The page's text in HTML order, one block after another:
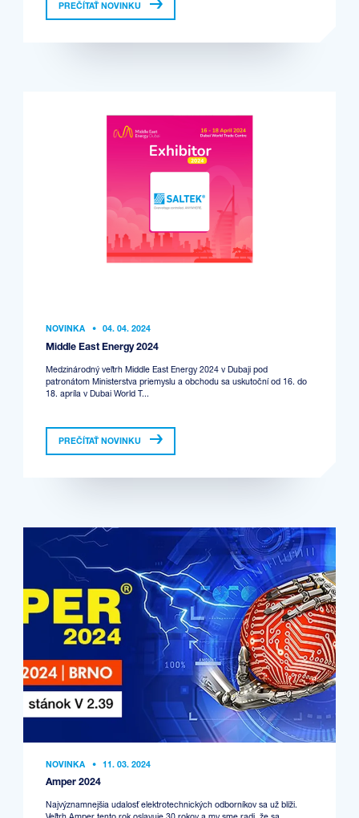
PREČÍTAŤ NOVINKU
NOVINKA • 04. 04. 2024
Middle East Energy 2024
Medzinárodný veľtrh Middle East Energy 2024 v Dubaji pod
patronátom Ministerstva priemyslu a obchodu sa uskutoční od 16. do
18. apríla v Dubai World T...
PREČÍTAŤ NOVINKU
NOVINKA • 11. 03. 2024
Amper 2024
Najvýznamnejšia udalosť elektrotechnických odborníkov sa už blíži.